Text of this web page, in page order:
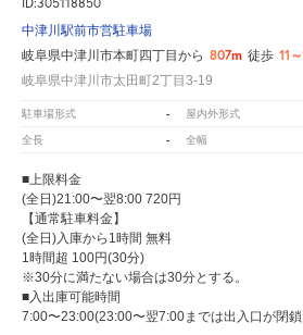
中津川駅前市営駐車場
岐阜県中津川市本町四丁目から 807m 徒歩 11
岐阜県中津川市太田町2丁目3-19
駐車場形式 - 屋内外形式
全長 - 全幅
■上限料金
(全日)21:00〜翌8:00 720円
【通常駐車料金】
(全日)入庫から1時間 無料
1時間超 100円(30分)
※30分に満たない場合は30分とする。
■入出庫可能時間
7:00〜23:00(23:00〜翌7:00までは出入口が閉